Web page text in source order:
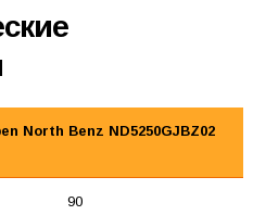
North Benz ND5250GJBZ02
90